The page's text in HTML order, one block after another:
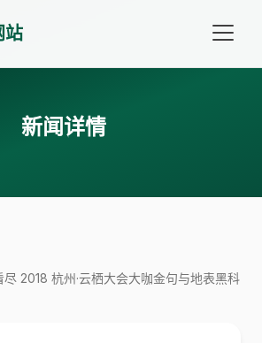
站
新闻详情
尽 2018 杭州·云栖大会大咖金句与地表黑科